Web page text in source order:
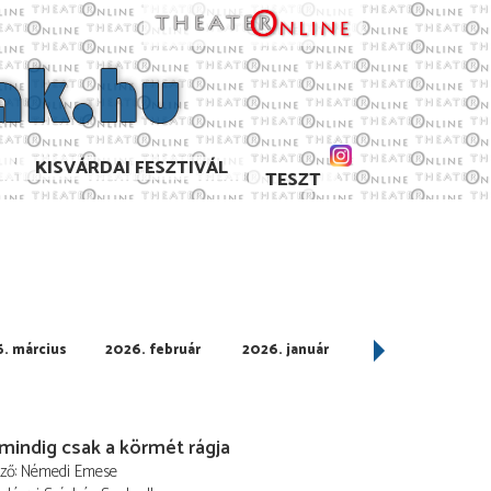
KISVÁRDAI FESZTIVÁL TESZT
március 2026. február 2026. január 2025. december
csak a körmét rágja
Némedi Emese